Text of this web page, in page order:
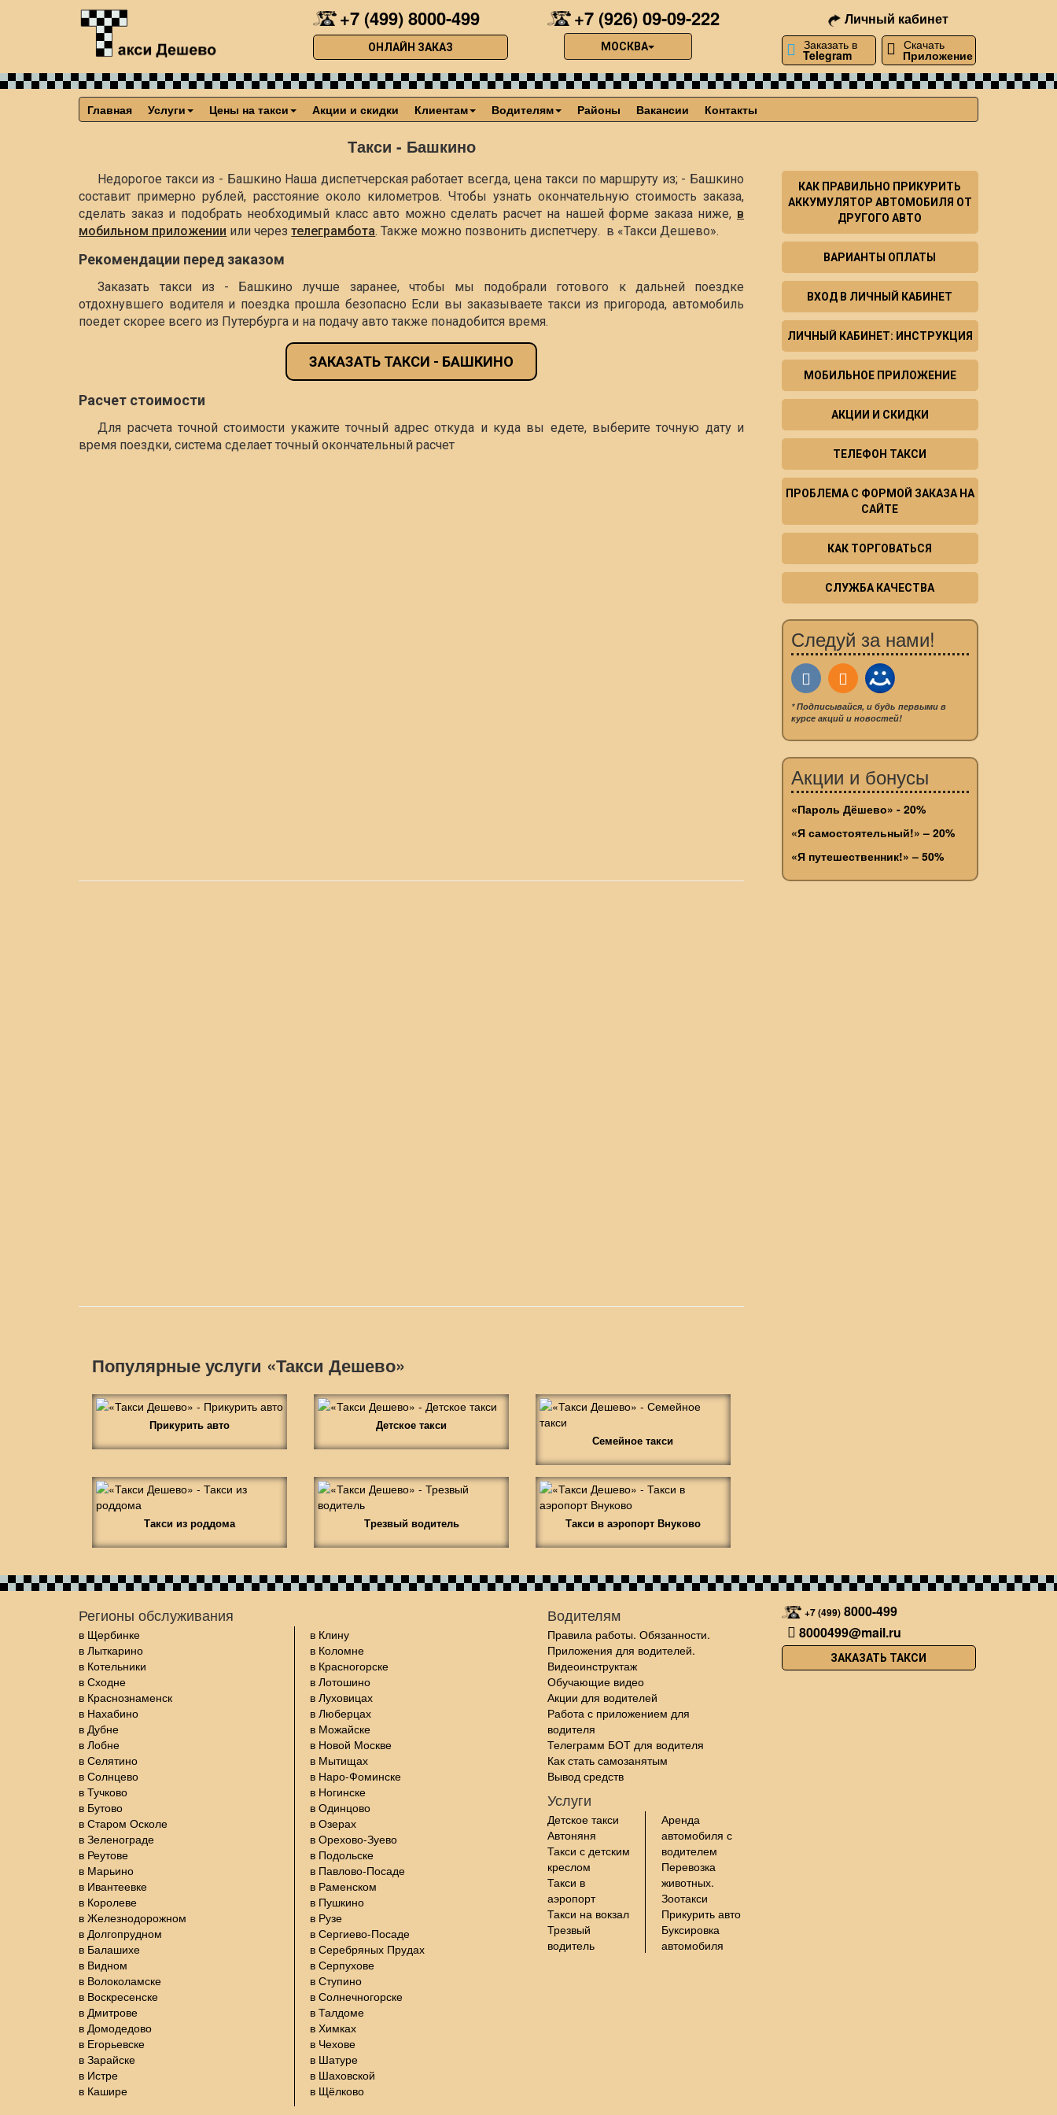
+7 (499) 8000-499
ОНЛАЙН ЗАКАЗ
+7 (926) 09-09-222
МОСКВА
Личный кабинет
Заказать в
Telegram
Скачать
Приложение
Главная Услуги Цены на такси Акции и скидки Клиентам Водителям Районы Вакансии Контакты
Такси - Башкино
Недорогое такси из - Башкино Наша диспетчерская работает всегда, цена такси по маршруту из; - Башкино
составит примернорублей, расстояние около километров. Чтобы узнать окончательную стоимость заказа,
сделать заказ и подобрать необходимый класс авто можно сделать расчет на нашей форме заказа ниже, в
мобильном приложении или черезтелеграмбота. Также можно позвонить диспетчеру. в «Такси Дешево».
Рекомендации перед заказом
Заказать такси из - Башкино лучше заранее, чтобы мы подобрали готового к дальней поездке
отдохнувшего водителя и поездка прошла безопасно Если вы заказываете такси из пригорода, автомобиль
поедет скорее всего из Путербурга и на подачу авто также понадобится время.
ЗАКАЗАТЬ ТАКСИ - БАШКИНО
Расчет стоимости
Для расчета точной стоимости укажите точный адрес откуда и куда вы едете, выберите точную дату и
время поездки, система сделает точный окончательный расчет
Популярные услуги «Такси Дешево»
Прикурить авто
Детское такси
Семейное такси
Такси из роддома Трезвый водитель Такси в аэропорт Внуково
КАК ПРАВИЛЬНО ПРИКУРИТЬ
АККУМУЛЯТОР АВТОМОБИЛЯ ОТ
ДРУГОГО АВТО
ВАРИАНТЫ ОПЛАТЫ
ВХОД В ЛИЧНЫЙ КАБИНЕТ
ЛИЧНЫЙ КАБИНЕТ: ИНСТРУКЦИЯ
МОБИЛЬНОЕ ПРИЛОЖЕНИЕ
АКЦИИ И СКИДКИ
ТЕЛЕФОН ТАКСИ
ПРОБЛЕМА С ФОРМОЙ ЗАКАЗА НА
САЙТЕ
КАК ТОРГОВАТЬСЯ
СЛУЖБА КАЧЕСТВА
Следуй за нами!
* Подписывайся, и будь первыми в
курсе акций и новостей!
Акции и бонусы
«Пароль Дёшево» - 20%
«Я самостоятельный!» – 20%
«Я путешественник!» – 50%
Регионы обслуживания
в Щербинке
в Лыткарино
в Котельники
в Сходне
в Краснознаменск
в Нахабино
в Дубне
в Лобне
в Селятино
в Солнцево
в Тучково
в Бутово
в Старом Осколе
в Зеленограде
в Реутове
в Марьино
в Ивантеевке
в Королеве
в Железнодорожном
в Долгопрудном
в Балашихе
в Видном
в Волоколамске
в Воскресенске
в Дмитрове
в Домодедово
в Егорьевске
в Зарайске
в Истре
в Кашире
в Клину
в Коломне
в Красногорске
в Лотошино
в Луховицах
в Люберцах
в Можайске
в Новой Москве
в Мытищах
в Наро-Фоминске
в Ногинске
в Одинцово
в Озерах
в Орехово-Зуево
в Подольске
в Павлово-Посаде
в Раменском
в Пушкино
в Рузе
в Сергиево-Посаде
в Серебряных Прудах
в Серпухове
в Ступино
в Солнечногорске
в Талдоме
в Химках
в Чехове
в Шатуре
в Шаховской
в Щёлково
Водителям
Правила работы. Обязанности.
Приложения для водителей.
Видеоинструктаж
Обучающие видео
Акции для водителей
Работа с приложением для
водителя
Телеграмм БОТ для водителя
Как стать самозанятым
Вывод средств
Услуги
Детское такси
Автоняня
Такси с детским
креслом
Такси в
аэропорт
Такси на вокзал
Трезвый
водитель
Аренда
автомобиля с
водителем
Перевозка
животных.
Зоотакси
Прикурить авто
Буксировка
автомобиля
+7 (499) 8000-499
8000499@mail.ru
ЗАКАЗАТЬ ТАКСИ